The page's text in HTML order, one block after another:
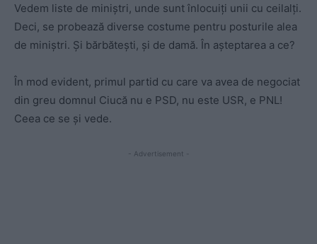
Vedem liste de miniștri, unde sunt înlocuiți unii cu ceilalți.
Deci, se probează diverse costume pentru posturile alea
de miniștri. Și bărbătești, și de damă. În așteptarea a ce?
În mod evident, primul partid cu care va avea de negociat
din greu domnul Ciucă nu e PSD, nu este USR, e PNL!
Ceea ce se și vede.
- Advertisement -